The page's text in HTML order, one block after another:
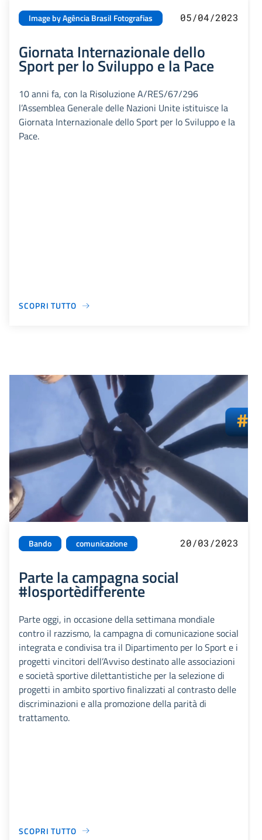
Image by Agência Brasil Fotografias 05/04/2023
Giornata Internazionale dello
Sport per lo Sviluppo e la Pace
10 anni fa, con la Risoluzione A/RES/67/296
l’Assemblea Generale delle Nazioni Unite istituisce la
Giornata Internazionale dello Sport per lo Sviluppo e la
Pace.
SCOPRI TUTTO
Bando comunicazione 20/03/2023
Parte la campagna social
#losportèdifferente
Parte oggi, in occasione della settimana mondiale
contro il razzismo, la campagna di comunicazione social
integrata e condivisa tra il Dipartimento per lo Sport e i
progetti vincitori dell’Avviso destinato alle associazioni
e società sportive dilettantistiche per la selezione di
progetti in ambito sportivo finalizzati al contrasto delle
discriminazioni e alla promozione della parità di
trattamento.
SCOPRI TUTTO